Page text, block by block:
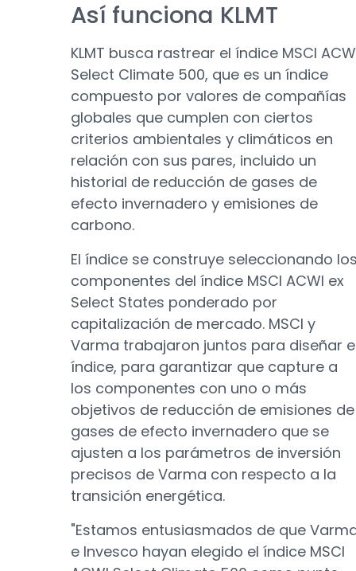
Así funciona KLMT
KLMT busca rastrear el índice MSCI
Select Climate 500, que es un índice
compuesto por valores de compañías
globales que cumplen con ciertos
criterios ambientales y climáticos en
relación con sus pares, incluido un
historial de reducción de gases de
efecto invernadero y emisiones de
carbono.
El índice se construye seleccionando
componentes del índice MSCI ACWI ex
Select States ponderado por
capitalización de mercado. MSCI y
Varma trabajaron juntos para diseñar
índice, para garantizar que capture a
los componentes con uno o más
objetivos de reducción de emisiones de
gases de efecto invernadero que se
ajusten a los parámetros de inversión
precisos de Varma con respecto a la
transición energética.
"Estamos entusiasmados de que
e Invesco hayan elegido el índice MSCI